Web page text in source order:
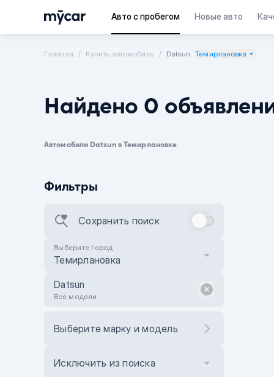
Авто с пробегом Новые авто
Главная Купить автомобиль Datsun Темирлановка
Найдено 0
Автомобили Datsun в Темирлановке
Фильтры
Сохранить поиск
Выберите город
Темирлановка
Datsun
Все модели
Выберите марку и модель
Исключить из поиска